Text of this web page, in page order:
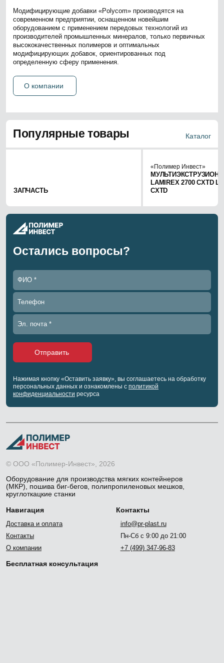
Модифицирующие добавки «Polycom» производятся на
современном предприятии, оснащенном новейшим
оборудованием с применением передовых технологий из
производителей промышленных минералов, только первичных
высококачественных полимеров и оптимальных
модифицирующих добавок, ориентированных под
определенную сферу применения.
О компании
Популярные товары Каталог
ЗАПЧАСТЬ
LAMIREX 2700 CXTD
CXTD
«Полимер Инвест»
Остались вопросы?
Отправить
Нажимая кнопку «Оставить заявку», вы соглашаетесь на обработку
персональных данных и ознакомлены с политикой
конфиденциальности ресурса
© ООО «Полимер-Инвест», 2026
Оборудование для производства мягких контейнеров
(МКР), пошива биг-бегов, полипропиленовых мешков,
круглоткацкие станки
Навигация
Доставка и оплата
Контакты
О компании
Контакты
info@pr-plast.ru
Пн-Сб с 9:00 до 21:00
+7 (499) 347-96-83
Бесплатная консультация